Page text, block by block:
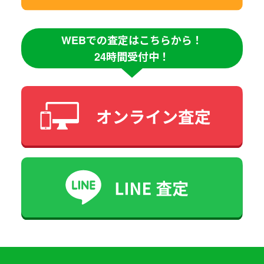
WEBでの査定はこちらから！
24時間受付中！